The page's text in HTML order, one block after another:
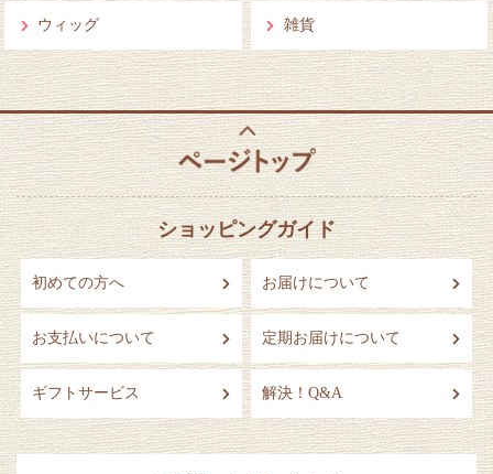
ウィッグ 雑貨
ショッピングガイド
初めての方へ お届けについて
お支払いについて 定期お届けについて
ギフトサービス 解決！Q&A